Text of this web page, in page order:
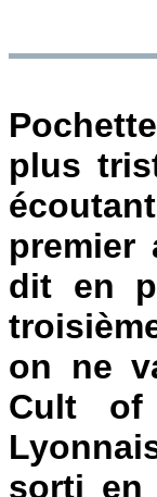
plus
premier
dit en
on ne
Cult of
sorti en